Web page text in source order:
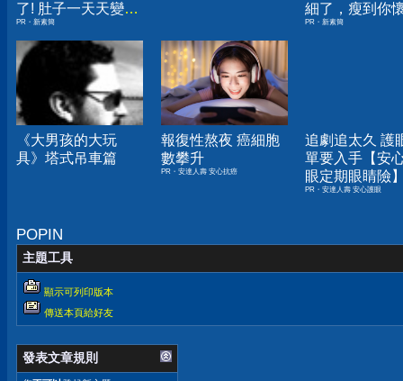
了! 肚子一天天變
小！
PR・新素簡
細了，瘦到你
人生
PR・新素簡
《大男孩的大玩
具》塔式吊車篇
報復性熬夜 癌細胞
數攀升
PR・安達人壽 安心抗癌
追劇追太久 護
單要入手【安
眼定期眼睛險
PR・安達人壽 安心護眼
POPIN
主題工具
顯示可列印版本
傳送本頁給好友
發表文章規則